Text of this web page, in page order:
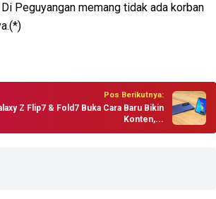
Peguyangan memang tidak ada korban
Pos Berikutnya:
Z Flip7 & Fold7 Buka Cara Baru Bikin
Konten,...